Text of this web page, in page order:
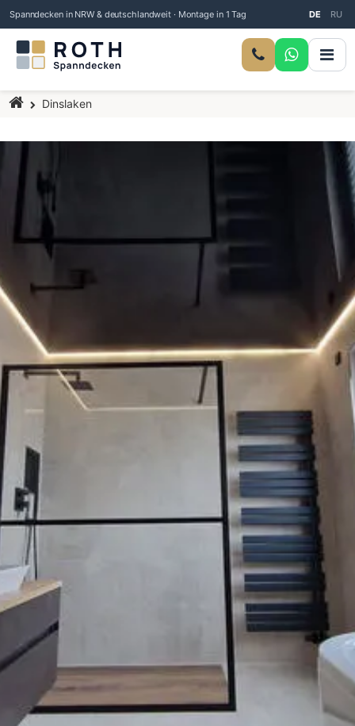
Spanndecken in NRW & deutschlandweit · Montage in 1 Tag DE RU
Startseite
Dinslaken